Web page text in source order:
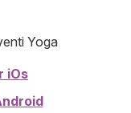
Yoga
iOs